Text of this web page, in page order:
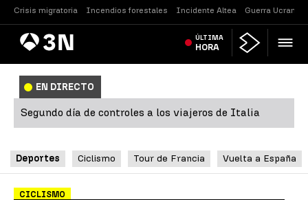
Crisis migratoria Incendios forestales Incidente Altea Guerra Ucrania
AntenaNoticias ÚLTIMA
HORA
EN DIRECTO
Segundo día de controles a los viajeros de Italia
Deportes Ciclismo Tour de Francia Vuelta a España
CICLISMO